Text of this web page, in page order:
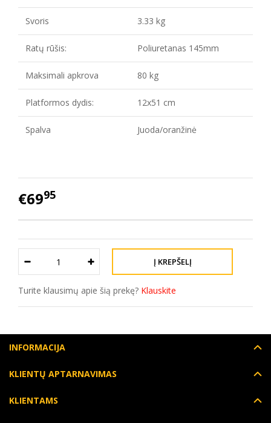
Svoris 3.33 kg
Ratų rūšis: Poliuretanas 145mm
Maksimali apkrova 80 kg
Platformos dydis: 12x51 cm
Spalva Juoda/oranžinė
€6995
Turite klausimų apie šią prekę? Klauskite
INFORMACIJA
KLIENTŲ APTARNAVIMAS
KLIENTAMS